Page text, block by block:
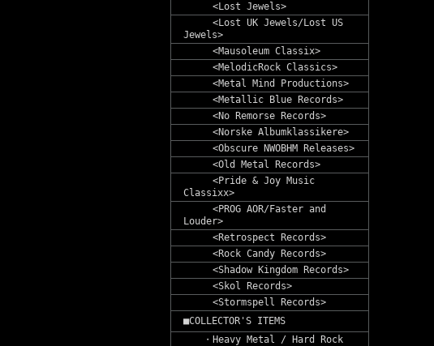
<Lost Jewels>
<Lost UK Jewels/Lost US
Jewels>
<Mausoleum Classix>
<MelodicRock Classics>
<Metal Mind Productions>
<Metallic Blue Records>
<No Remorse Records>
<Norske Albumklassikere>
<Obscure NWOBHM Releases>
<Old Metal Records>
<Pride & Joy Music
Classixx>
<PROG AOR/Faster and
Louder>
<Retrospect Records>
<Rock Candy Records>
<Shadow Kingdom Records>
<Skol Records>
<Stormspell Records>
■COLLECTOR'S ITEMS
・Heavy Metal / Hard Rock